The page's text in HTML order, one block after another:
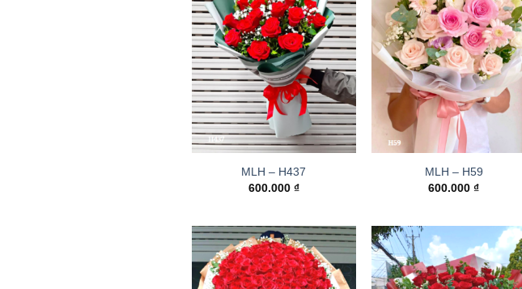
MLH – H437
600.000 ₫
MLH – H59
600.000₫